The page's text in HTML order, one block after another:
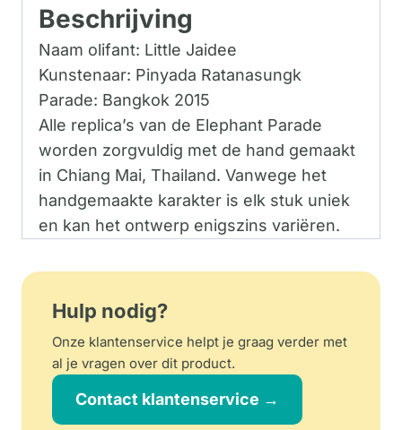
Beschrijving
Naam olifant: Little Jaidee
Kunstenaar: Pinyada Ratanasungk
Parade: Bangkok 2015
Alle replica’s van de Elephant Parade
worden zorgvuldig met de hand gemaakt
in Chiang Mai, Thailand. Vanwege het
handgemaakte karakter is elk stuk uniek
en kan het ontwerp enigszins variëren.
Hulp nodig?
Onze klantenservice helpt je graag verder met
al je vragen over dit product.
Contact klantenservice →